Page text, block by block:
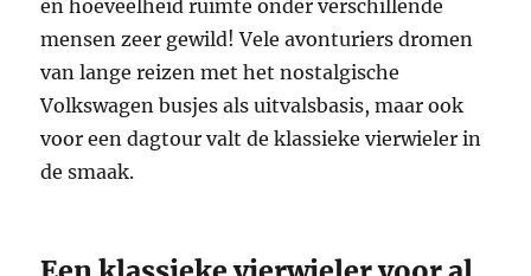
en hoeveelheid ruimte onder verschillende
mensen zeer gewild! Vele avonturiers dromen
van lange reizen met het nostalgische
Volkswagen busjes als uitvalsbasis, maar ook
voor een dagtour valt de klassieke vierwieler in
de smaak.